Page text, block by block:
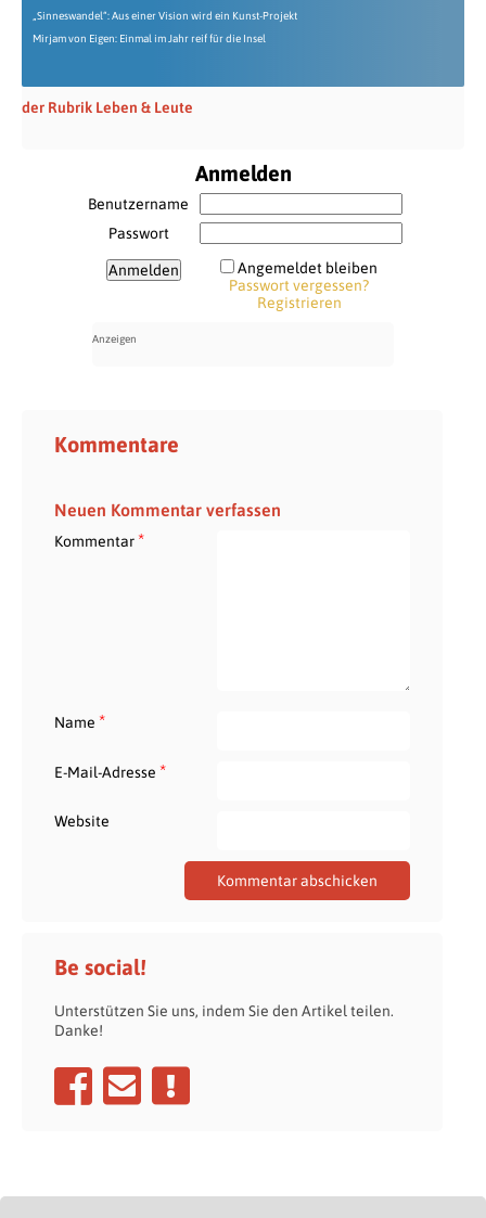
„Sinneswandel“: Aus einer Vision wird ein Kunst-Projekt
Mirjam von Eigen: Einmal im Jahr reif für die Insel
der Rubrik Leben & Leute
Anmelden
Benutzername
Passwort
Angemeldet bleiben
Passwort vergessen?
Registrieren
Kommentare
Neuen Kommentar verfassen
Kommentar*
Name *
E-Mail-Adresse *
Website
Be social!
Unterstützen Sie uns, indem Sie den Artikel teilen.
Danke!